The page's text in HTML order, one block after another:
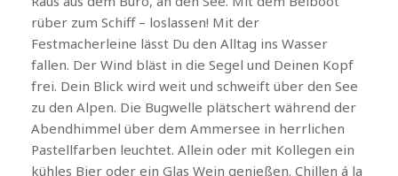
rüber zum Schiff – loslassen! Mit der
Festmacherleine lässt Du den Alltag ins Wasser
fallen. Der Wind bläst in die Segel und Deinen Kopf
frei. Dein Blick wird weit und schweift über den See
zu den Alpen. Die Bugwelle plätschert während der
Abendhimmel über dem Ammersee in herrlichen
Pastellfarben leuchtet. Allein oder mit Kollegen ein
kühles Bier oder ein Glas Wein genießen. Chillen á la